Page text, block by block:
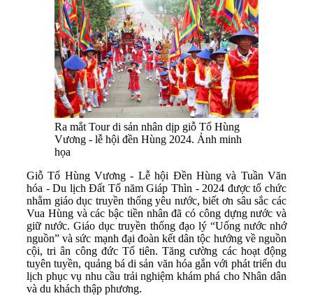
Ra mắt Tour di sản nhân dịp giỗ Tổ Hùng
Vương - lễ hội đền Hùng 2024. Ảnh minh
họa
Giỗ Tổ Hùng Vương - Lễ hội Đền Hùng và Tuần Văn
hóa - Du lịch Đất Tổ năm Giáp Thìn - 2024 được tổ chức
nhằm giáo dục truyền thống yêu nước, biết ơn sâu sắc các
Vua Hùng và các bậc tiền nhân đã có công dựng nước và
giữ nước. Giáo dục truyền thống đạo lý “Uống nước nhớ
nguồn” và sức mạnh đại đoàn kết dân tộc hướng về nguồn
cội, tri ân công đức Tổ tiên. Tăng cường các hoạt động
tuyên tuyền, quảng bá di sản văn hóa gắn với phát triển du
lịch phục vụ nhu cầu trải nghiệm khám phá cho Nhân dân
và du khách thập phương.